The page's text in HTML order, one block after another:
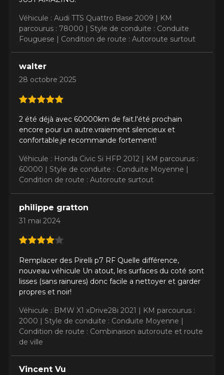
Véhicule : Audi TTS Quattro Base 2009 | KM
parcourus : 78000 | Style de conduite : Conduite
Fouguese | Condition de route : Autoroute surtout
walter
28 octobre 2025
2 été déjà avec 60000km de fait.l'été prochain
encore pour un autre.vraiement silencieux et
confortable.je recommande fortement!
Véhicule : Honda Civic Si HFP 2012 |
KM parcourus :
60000 | Style de conduite : Conduite Moyenne |
Condition de route : Autoroute surtout
philippe gratton
31 mai 2024
Remplacer des Pirelli p7 RF Quelle différence,
nouveau véhicule Un atout, les surfaces du coté sont
lisses (sans rainures) donc facile a nettoyer et garder
propres et noir!
Véhicule : BMW X1 xDrive28i 2021 | KM parcourus :
2000 | Style de conduite : Conduite Moyenne |
Condition de route : Combinaison autoroute et route
de ville
Vincent Vu